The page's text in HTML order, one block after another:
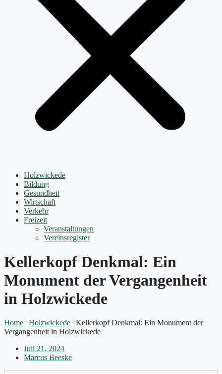
Holzwickede
Bildung
Gesundheit
Wirtschaft
Verkehr
Freizeit
Veranstaltungen
Vereinsregister
Kellerkopf Denkmal: Ein
Monument der Vergangenheit
in Holzwickede
Home | Holzwickede | Kellerkopf Denkmal: Ein Monument der
Vergangenheit in Holzwickede
Juli 21, 2024
Marcus Beeske